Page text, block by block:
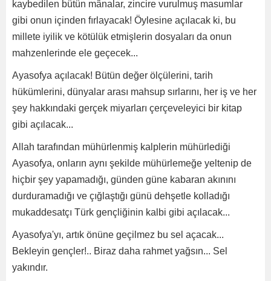
kaybedilen bütün mânalar, zincire vurulmuş masumlar
gibi onun içinden fırlayacak! Öylesine açılacak ki, bu
millete iyilik ve kötülük etmişlerin dosyaları da onun
mahzenlerinde ele geçecek...
Ayasofya açılacak! Bütün değer ölçülerini, tarih
hükümlerini, dünyalar arası mahsup sırlarını, her iş ve her
şey hakkındaki gerçek miyarları çerçeveleyici bir kitap
gibi açılacak...
Allah tarafından mühürlenmiş kalplerin mühürlediği
Ayasofya, onların aynı şekilde mühürlemeğe yeltenip de
hiçbir şey yapamadığı, günden güne kabaran akınını
durduramadığı ve çığlaştığı günü dehşetle kolladığı
mukaddesatçı Türk gençliğinin kalbi gibi açılacak...
Ayasofya'yı, artık önüne geçilmez bu sel açacak...
Bekleyin gençler!.. Biraz daha rahmet yağsın... Sel
yakındır.